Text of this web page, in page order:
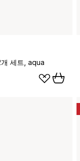
세트, aqua